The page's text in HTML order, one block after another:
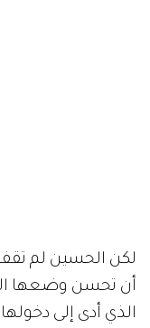
لكن الحسين لم
أن تحسن وضعها
الذي أدى إلى